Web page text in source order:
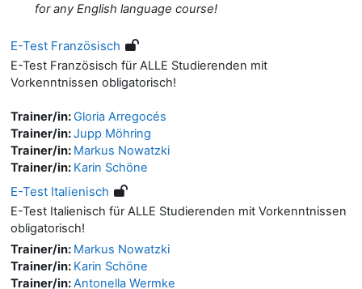
for any English language course!
E-Test Französisch
E-Test Französisch für ALLE Studierenden mit
Vorkenntnissen obligatorisch!
Trainer/in:Gloria Arregocés
Trainer/in:Jupp Möhring
Trainer/in: Markus Nowatzki
Trainer/in: Karin Schöne
E-Test Italienisch
E-Test Italienisch für ALLE Studierenden mit Vorkenntnissen
obligatorisch!
Trainer/in: Markus Nowatzki
Trainer/in: Karin Schöne
Trainer/in:Antonella Wermke